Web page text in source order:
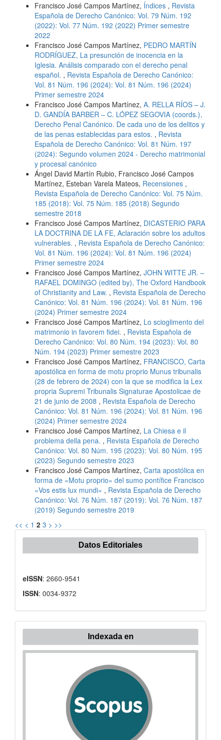
Francisco José Campos Martínez, Índices , Revista
Española de Derecho Canónico: Vol. 79 Núm. 192
(2022): Vol. 77 Núm. 192 (2022) Primer semestre
2022
Francisco José Campos Martínez, PEDRO MARTÍN
RODRÍGUEZ, La presunción de inocencia en la
Iglesia. Análisis comparado con el derecho penal
español. , Revista Española de Derecho Canónico:
Vol. 81 Núm. 196 (2024): Vol. 81 Núm. 196 (2024)
Primer semestre 2024
Francisco José Campos Martínez, A. RELLA RÍOS – J.
D. GANDÍA BARBER – C. LÓPEZ SEGOVIA (coords.),
Derecho Penal Canónico. De cada uno de los delitos y
de las penas establecidas para estos. , Revista
Española de Derecho Canónico: Vol. 81 Núm. 197
(2024): Segundo volumen 2024 - Derecho matrimonial
y procesal canónico
Ángel David Martín Rubio, Francisco José Campos
Martínez, Esteban Varela Mateos, Recensiones ,
Revista Española de Derecho Canónico: Vol. 75 Núm.
185 (2018): Vol. 75 Núm. 185 (2018) Segundo
semestre 2018
Francisco José Campos Martínez, DICASTERIO PARA
LA DOCTRINA DE LA FE, Aclaración sobre los adultos
vulnerables. , Revista Española de Derecho Canónico:
Vol. 81 Núm. 196 (2024): Vol. 81 Núm. 196 (2024)
Primer semestre 2024
Francisco José Campos Martínez, JOHN WITTE JR. –
RAFAEL DOMINGO (edited by), The Oxford Handbook
of Christianity and Law. , Revista Española de Derecho
Canónico: Vol. 81 Núm. 196 (2024): Vol. 81 Núm. 196
(2024) Primer semestre 2024
Francisco José Campos Martínez, Lo scioglimento del
matrimonio in favorem fidei. , Revista Española de
Derecho Canónico: Vol. 80 Núm. 194 (2023): Vol. 80
Núm. 194 (2023) Primer semestre 2023
Francisco José Campos Martínez, FRANCISCO, Carta
apostólica en forma de motu proprio Munus tribunalis
(28 de febrero de 2024) con la que se modifica la Lex
propria Supremi Tribunalis Signaturae Apostolicae de
21 de junio de 2008 , Revista Española de Derecho
Canónico: Vol. 81 Núm. 196 (2024): Vol. 81 Núm. 196
(2024) Primer semestre 2024
Francisco José Campos Martínez, La Chiesa e il
problema della pena. , Revista Española de Derecho
Canónico: Vol. 80 Núm. 195 (2023): Vol. 80 Núm. 195
(2023) Segundo semestre 2023
Francisco José Campos Martínez, Carta apostólica en
forma de «Motu proprio» del sumo pontífice Francisco
«Vos estis lux mundi» , Revista Española de Derecho
Canónico: Vol. 76 Núm. 187 (2019): Vol. 76 Núm. 187
(2019) Segundo semestre 2019
<< < 1 2 3 > >>
Datos Editoriales
eISSN: 2660-9541
ISSN: 0034-9372
Indexada
Indexada en